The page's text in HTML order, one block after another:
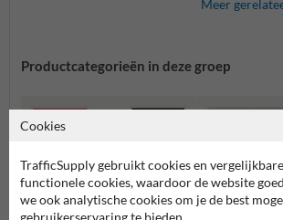
Meer
Productcategorieën in deze groep
Cookies
TrafficSupply gebruikt cookies en
functionele cookies, waardoor de website
we ook analytische cookies om je de best
gebruikerservaring te bieden.